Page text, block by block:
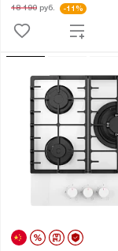
18 190руб. -11%